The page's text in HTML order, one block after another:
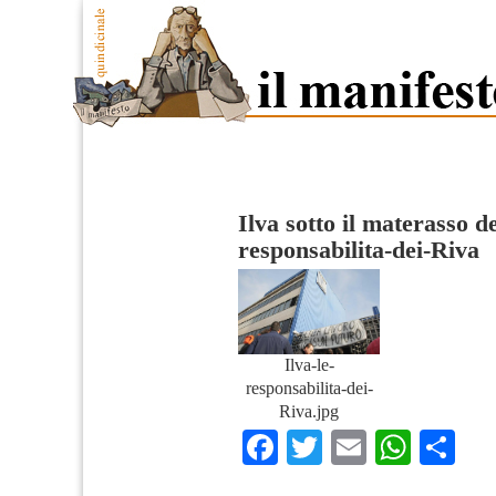
Ilva sotto il materasso
responsabilita-dei-Riva
Ilva-le-
responsabilita-dei-
Riva.jpg
Facebook
TwitterEmail